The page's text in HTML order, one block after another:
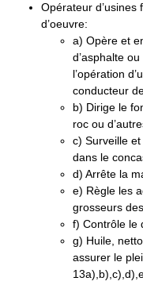
Opérateur d’usines
d’oeuvre:
a) Opère et
d’asphalte
l’opération
conducteur
b) Dirige le
roc ou
c) Surveille
dans le
d) Arrête la
e) Règle les
grosseurs
f) Contrôle le
g) Huile,
assurer le